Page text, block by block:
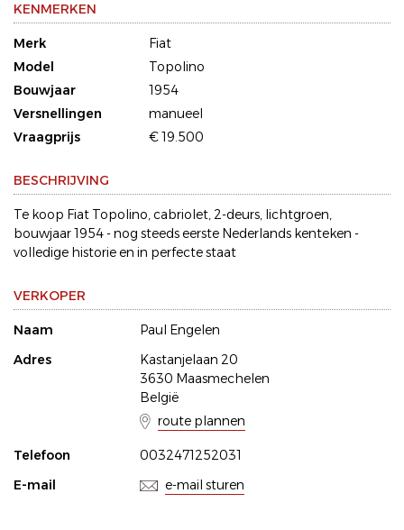
KENMERKEN
Merk
Fiat
Model
Topolino
Bouwjaar
1954
Versnellingen
manueel
Vraagprijs
€ 19.500
BESCHRIJVING
Te koop Fiat Topolino, cabriolet, 2-deurs, lichtgroen,
bouwjaar 1954 - nog steeds eerste Nederlands kenteken -
volledige historie en in perfecte staat
VERKOPER
Naam
Paul Engelen
Adres
Kastanjelaan 20
3630 Maasmechelen
België
route plannen
Telefoon
0032471252031
E-mail
e-mail sturen